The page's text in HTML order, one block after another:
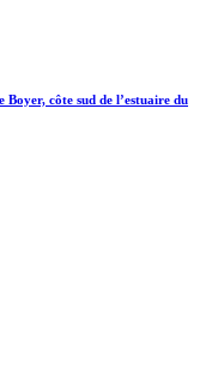
côte sud de l’estuaire du